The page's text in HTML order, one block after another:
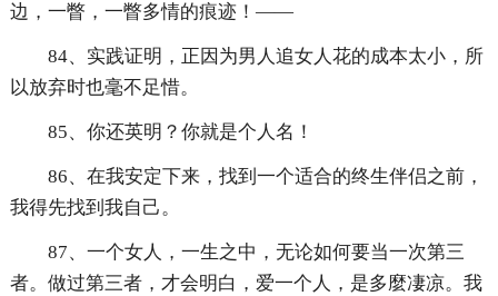
边，一瞥，一瞥多情的痕迹！——
84、实践证明，正因为男人追女人花的成本太小，所
以放弃时也毫不足惜。
85、你还英明？你就是个人名！
86、在我安定下来，找到一个适合的终生伴侣之前，
我得先找到我自己。
87、一个女人，一生之中，无论如何要当一次第三
者。做过第三者，才会明白，爱一个人，是多麼凄凉。我